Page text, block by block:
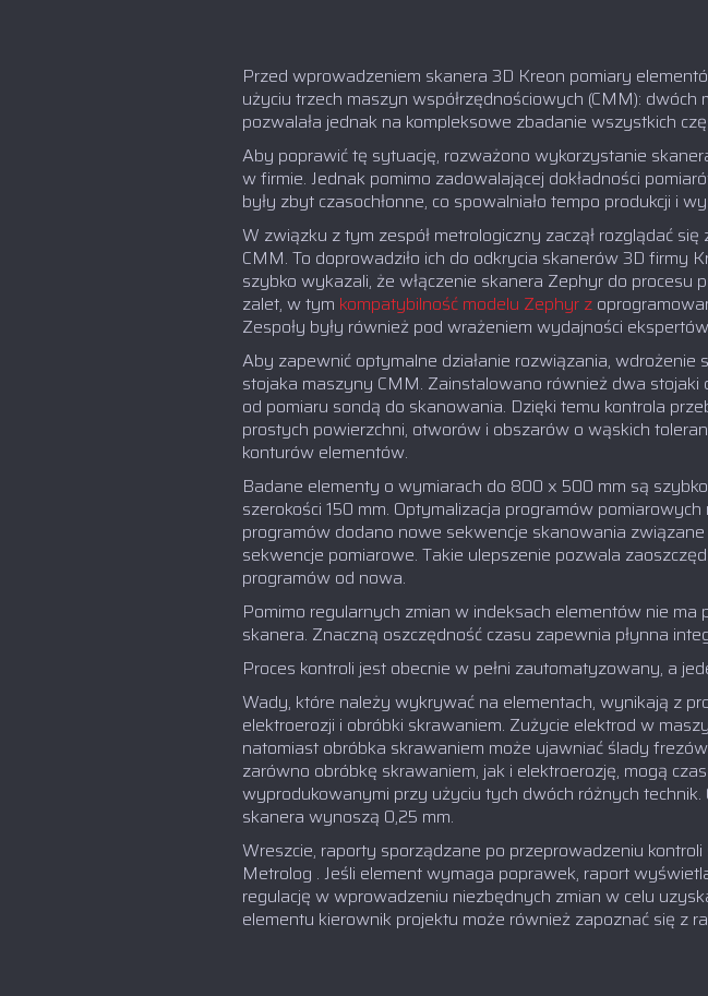
Przed wprowadzeniem skanera 3D Kreon pomiary
użyciu trzech maszyn współrzędnościowych (CMM):
pozwalała jednak na kompleksowe zbadanie wszystkich
Aby poprawić tę sytuację, rozważono wykorzystanie
w firmie. Jednak pomimo zadowalającej dokładności
były zbyt czasochłonne, co spowalniało tempo produkcji i
W związku z tym zespół metrologiczny zaczął rozglądać
CMM. To doprowadziło ich do odkrycia skanerów 3D firmy
szybko wykazali, że włączenie skanera Zephyr do
zalet, w tym kompatybilność modelu Zephyr z
Zespoły były również pod wrażeniem wydajności
Aby zapewnić optymalne działanie rozwiązania,
stojaka maszyny CMM. Zainstalowano również dwa
od pomiaru sondą do skanowania. Dzięki temu kontrola
prostych powierzchni, otworów i obszarów o wąskich
konturów elementów.
Badane elementy o wymiarach do 800 x 500 mm są
szerokości 150 mm. Optymalizacja programów
programów dodano nowe sekwencje skanowania
sekwencje pomiarowe. Takie ulepszenie pozwala
programów od nowa.
Pomimo regularnych zmian w indeksach elementów nie
skanera. Znaczną oszczędność czasu zapewnia płynna
Proces kontroli jest obecnie w pełni zautomatyzowany, a
Wady, które należy wykrywać na elementach, wynikają z
elektroerozji i obróbki skrawaniem. Zużycie elektrod w
natomiast obróbka skrawaniem może ujawniać ślady
zarówno obróbkę skrawaniem, jak i elektroerozję, mogą
wyprodukowanymi przy użyciu tych dwóch różnych
skanera wynoszą 0,25 mm.
Wreszcie, raporty sporządzane po przeprowadzeniu
Metrolog . Jeśli element wymaga poprawek, raport
regulację w wprowadzeniu niezbędnych zmian w celu
elementu kierownik projektu może również zapoznać się z